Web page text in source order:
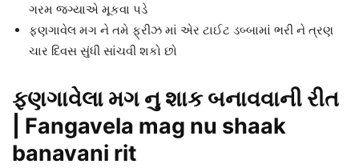
ગરમ જગ્યાએ મૂકવા પડે
ફણગાવેલ મગ ને તમે ફ્રીઝ માં એર ટાઈટ ડબ્બામાં ભરી ને ત્રણ
ચાર દિવસ સુંધી સાંચવી શકો છો
ફણગાવેલા મગ નુ શાક બનાવવાની રીત
| Fangavela mag nu shaak
banavani rit